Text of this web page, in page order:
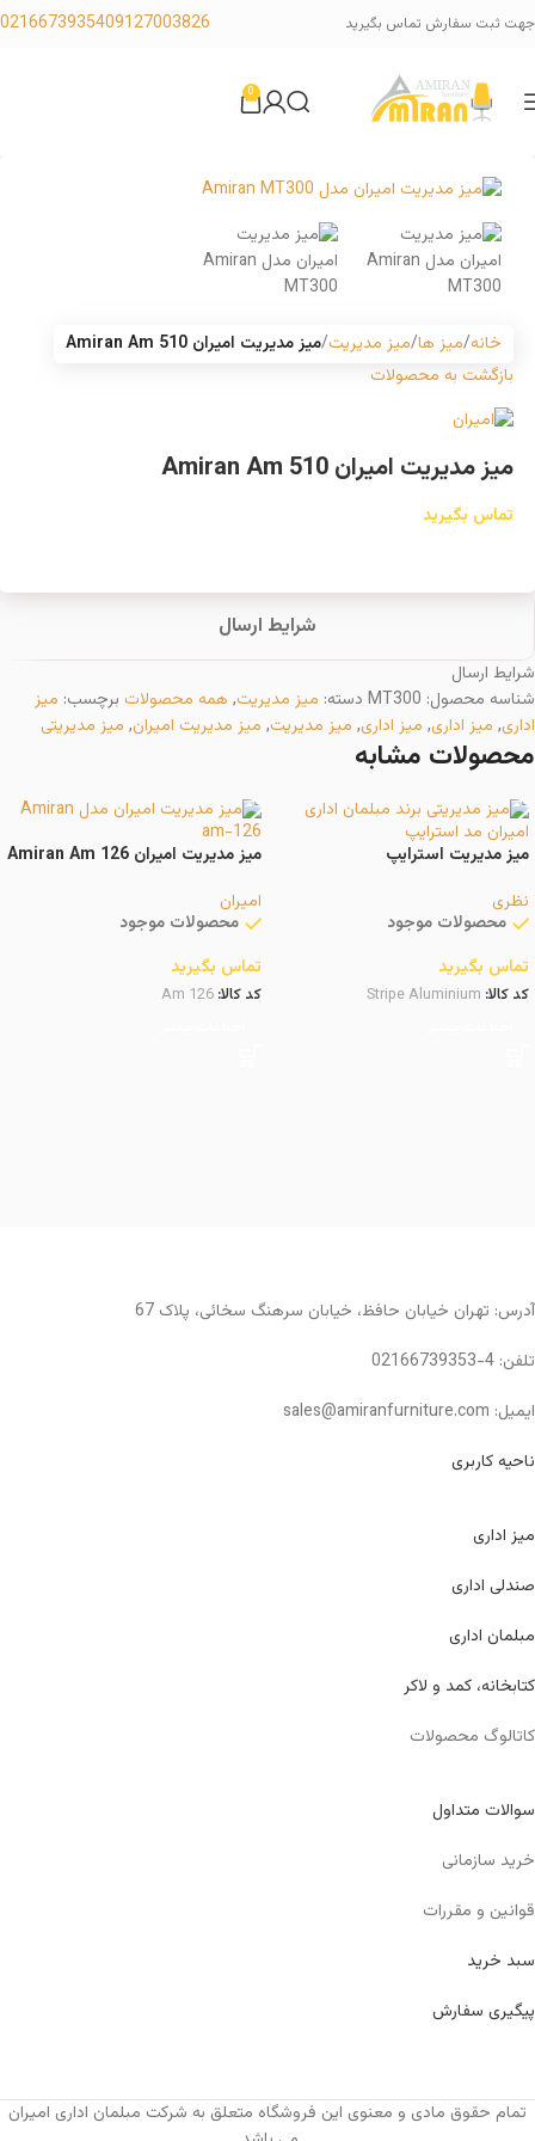
جهت ثبت سفارش تماس بگیرید 09127003826
02166739354
0
خانه میز ها میز مدیریت میز مدیریت امیران Amiran Am 510
بازگشت به محصولات
میز مدیریت امیران Amiran Am 510
تماس بگیرید
شرایط ارسال
شرایط ارسال
شناسه محصول: MT300 دسته: میز مدیریت, همه محصولات برچسب: میز
اداری, میز اداری, میز اداری, میز مدیریت, میز مدیریت امیران, میز مدیریتی
محصولات مشابه
میز مدیریت استرایپ
نظری
محصولات موجود
تماس بگیرید
کد کالا: Stripe Aluminium
میز مدیریت امیران Amiran Am 126
امیران
محصولات موجود
تماس بگیرید
کد کالا: Am 126
آدرس: تهران خیابان حافظ، خیابان سرهنگ سخائی، پلاک 67
تلفن: 4-02166739353
ایمیل: sales@amiranfurniture.com
ناحیه کاربری
میز اداری
صندلی اداری
مبلمان اداری
کتابخانه، کمد و لاکر
کاتالوگ محصولات
سوالات متداول
خرید سازمانی
قوانین و مقررات
سبد خرید
پیگیری سفارش
تمام حقوق مادی و معنوی این فروشگاه متعلق به شرکت مبلمان اداری امیران